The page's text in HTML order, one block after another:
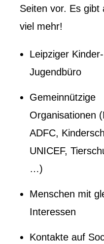
Seiten vor. Es gibt
viel mehr!
Leipziger
Jugendbüro
Gemeinnützige
Organisationen
ADFC,
UNICEF,
…)
Menschen mit
Interessen
Kontakte auf